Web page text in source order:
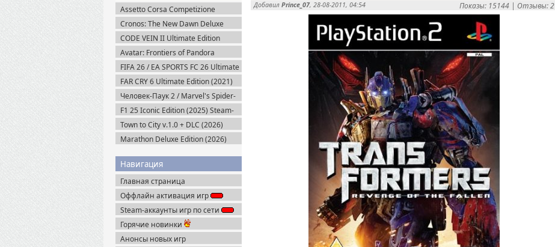
Assetto Corsa Competizione
v.1.10.3 + Все DLC (2019) Пиратка
Cronos: The New Dawn Deluxe
Edition v.1.4.0.0 (2025) Пиратка
CODE VEIN II Ultimate Edition
(2026) Steam-Rip
Avatar: Frontiers of Pandora
Complete Edition (2023) Пиратка
FIFA 26 / EA SPORTS FC 26 Ultimate
Edition (2025) EA-Rip
FAR CRY 6 Ultimate Edition (2021)
Uplay-Rip
Человек-Паук 2 / Marvel's Spider-
Man 2 на ПК / PC v.2.727.0.0 (2025)
Пиратка
F1 25 Iconic Edition (2025) Steam-
Rip
Town to City v.1.0 + DLC (2026)
RePack
Marathon Deluxe Edition (2026)
Навигация
Главная страница
Оффлайн активация игр
Steam-аккаунты игр по сети
Горячие новинки
Анонсы новых игр
Показы: 15144 | Отзывы: 2
Добавил Prince_07, 28-08-2011, 04:54